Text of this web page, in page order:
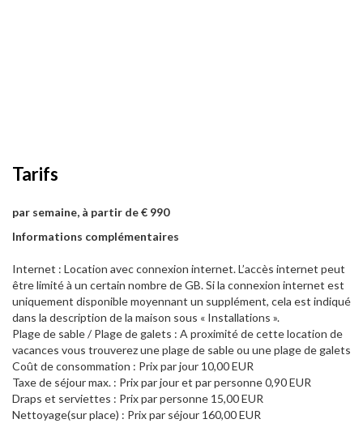
Tarifs
par semaine, à partir de € 990
Informations complémentaires
Internet : Location avec connexion internet. L’accès internet peut
être limité à un certain nombre de GB. Si la connexion internet est
uniquement disponible moyennant un supplément, cela est indiqué
dans la description de la maison sous « Installations ».
Plage de sable / Plage de galets : A proximité de cette location de
vacances vous trouverez une plage de sable ou une plage de galets
Coût de consommation : Prix par jour 10,00 EUR
Taxe de séjour max. : Prix par jour et par personne 0,90 EUR
Draps et serviettes : Prix par personne 15,00 EUR
Nettoyage(sur place) : Prix par séjour 160,00 EUR